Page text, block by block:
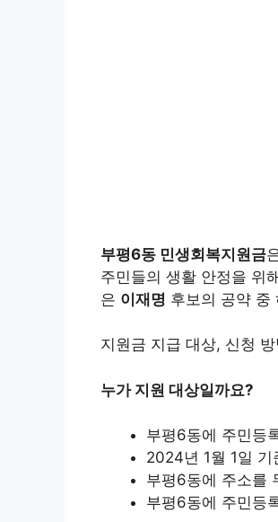
부평6동 민생회복지원금
주민들의 생활 안정을 위
은 이재명 후보의 공약 중
지원금 지급 대상, 신청
누가 지원 대상일까요?
부평6동에 주민등
2024년 1월 1일
부평6동에 주소를
부평6동에 주민등